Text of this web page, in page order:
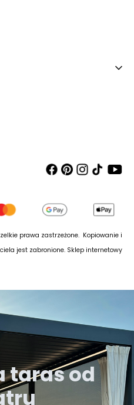
prawa zastrzeżone. Kopiowanie i
jest zabronione. Sklep internetowy
taras od